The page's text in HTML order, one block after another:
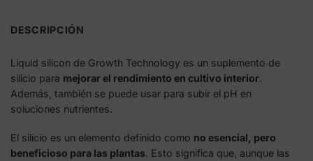
DESCRIPCIÓN
Liquid silicon de Growth Technology es un suplemento de
silicio para mejorar el rendimiento en cultivo interior.
Además, también se puede usar para subir el pH en
soluciones nutrientes.
El silicio es un elemento definido como no esencial, pero
beneficioso para las plantas. Esto significa que, aunque las